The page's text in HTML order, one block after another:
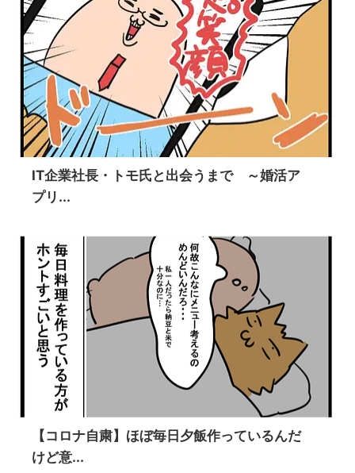
IT企業社長・トモ氏と出会うまで ～婚活ア
プリ...
【コロナ自粛】ほぼ毎日夕飯作っているんだ
けど意...